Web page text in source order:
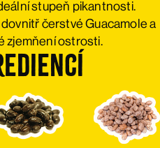
stupeň pikantnosti.
čerstvé Guacamole a
zjemňení ostrosti.